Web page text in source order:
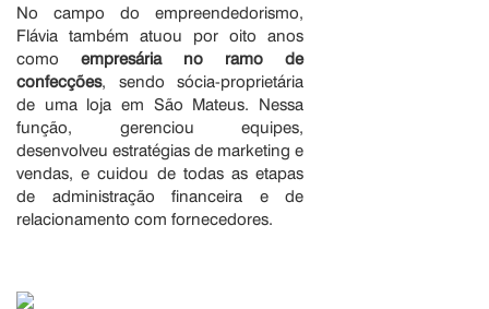
No campo do empreendedorismo,
Flávia também atuou por oito anos
como empresária no ramo de
confecções, sendo sócia-proprietária
de uma loja em São Mateus. Nessa
função, gerenciou equipes,
desenvolveu estratégias de marketing e
vendas, e cuidou de todas as etapas
de administração financeira e de
relacionamento com fornecedores.